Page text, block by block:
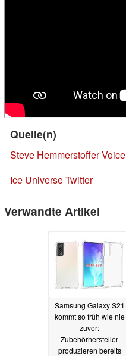
Quelle(n)
Steve Hemmerstoffer Voice
Ice Universe Twitter
Verwandte Artikel
Samsung Galaxy S21
kommt so früh wie nie
zuvor:
Zubehörhersteller
produzieren bereits